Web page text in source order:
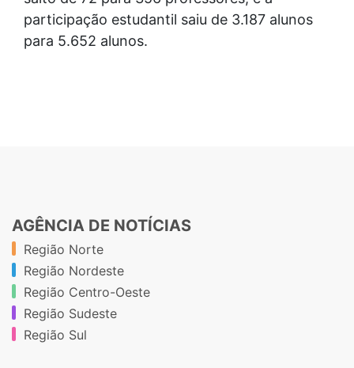
participação estudantil saiu de 3.187 alunos
para 5.652 alunos.
AGÊNCIA DE NOTÍCIAS
Região Norte
Região Nordeste
Região Centro-Oeste
Região Sudeste
Região Sul